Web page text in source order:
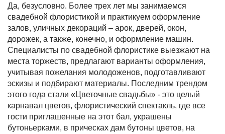
Да, безусловно. Более трех лет мы занимаемся
свадебной флористикой и практикуем оформление
залов, уличных декораций – арок, дверей, окон,
дорожек, а также, конечно, и оформление машин.
Специалисты по свадебной флористике выезжают на
места торжеств, предлагают варианты оформления,
учитывая пожелания молодоженов, подготавливают
эскизы и подбирают материалы. Последним трендом
этого года стали «Цветочные свадьбы» - это целый
карнавал цветов, флористический спектакль, где все
гости приглашенные на этот бал, украшены
бутоньерками, в прическах дам бутоны цветов, на